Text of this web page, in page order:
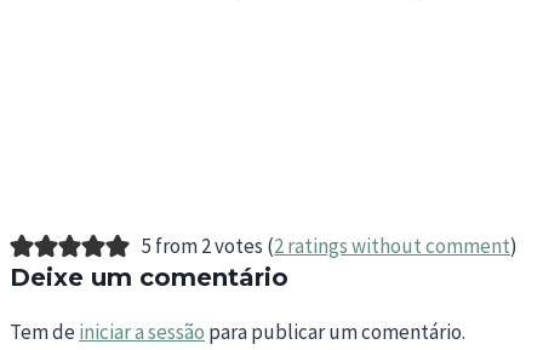
5 from 2 votes (2 ratings without comment)
Deixe um comentário
Tem deiniciar a sessão para publicar um comentário.